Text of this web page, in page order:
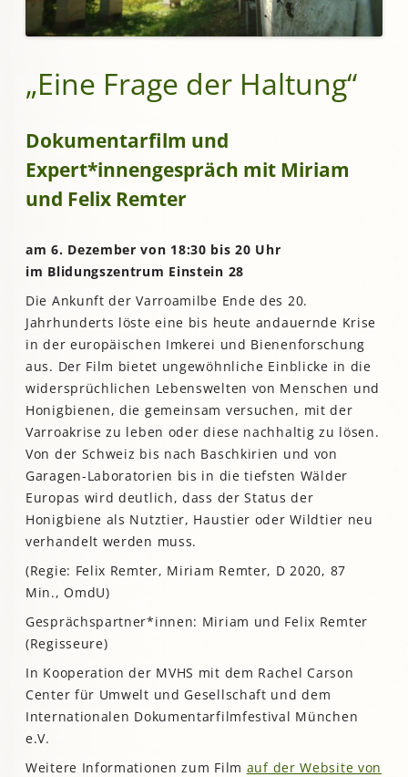
„Eine Frage der Haltung“
Dokumentarfilm und
Expert*innengespräch mit Miriam
und Felix Remter
am 6. Dezember von 18:30 bis 20 Uhr
im Blidungszentrum Einstein 28
Die Ankunft der Varroamilbe Ende des 20.
Jahrhunderts löste eine bis heute andauernde Krise
in der europäischen Imkerei und Bienenforschung
aus. Der Film bietet ungewöhnliche Einblicke in die
widersprüchlichen Lebenswelten von Menschen und
Honigbienen, die gemeinsam versuchen, mit der
Varroakrise zu leben oder diese nachhaltig zu lösen.
Von der Schweiz bis nach Baschkirien und von
Garagen-Laboratorien bis in die tiefsten Wälder
Europas wird deutlich, dass der Status der
Honigbiene als Nutztier, Haustier oder Wildtier neu
verhandelt werden muss.
(Regie: Felix Remter, Miriam Remter, D 2020, 87
Min., OmdU)
Gesprächspartner*innen: Miriam und Felix Remter
(Regisseure)
In Kooperation der MVHS mit dem Rachel Carson
Center für Umwelt und Gesellschaft und dem
Internationalen Dokumentarfilmfestival München
e.V.
Weitere Informationen zum Film auf der Website von